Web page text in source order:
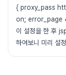
{ proxy_pass
on; error_page
이 설정을 한 후
하여보니 미리 설